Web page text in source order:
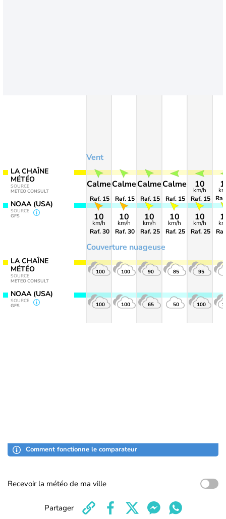
LA CHAÎNE
MÉTÉO
SOURCE
METEO CONSULT
NOAA (USA)
SOURCE
GFS
LA CHAÎNE
MÉTÉO
SOURCE
METEO CONSULT
NOAA (USA)
SOURCE
GFS
Vent
Couverture nuageuse
Calme
Raf. 15
10
km/h
Raf. 30
100
100
Calme
Raf. 15
10
km/h
Raf. 30
100
100
Calme
Raf. 15
10
km/h
Raf. 25
90
65
Calme
Raf. 15
10
km/h
Raf. 25
85
50
10
km/h
Raf. 15
10
km/h
Raf. 25
95
100
Comment fonctionne le comparateur
Recevoir la météo de ma ville
Partager